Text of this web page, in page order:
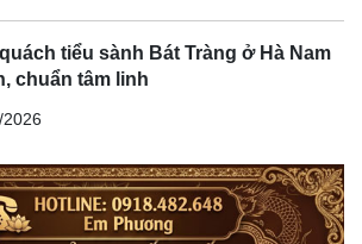
tiểu sành Bát Tràng ở Hà Nam
chuẩn tâm linh